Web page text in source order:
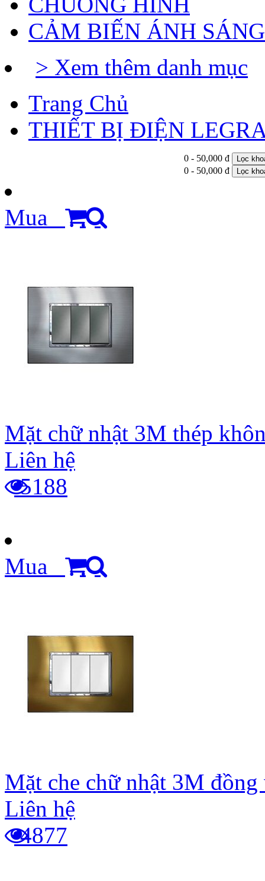
CẢM BIẾN ÁNH SÁNG
> Xem thêm danh mục
Trang Chủ
THIẾT BỊ ĐIỆN
0 - 50,000 đ Lọc
0 - 50,000 đ Lọc
Mua
Mặt chữ nhật 3M thép
Liên hệ
5188
Mua
Mặt che chữ nhật 3M
Liên hệ
4877